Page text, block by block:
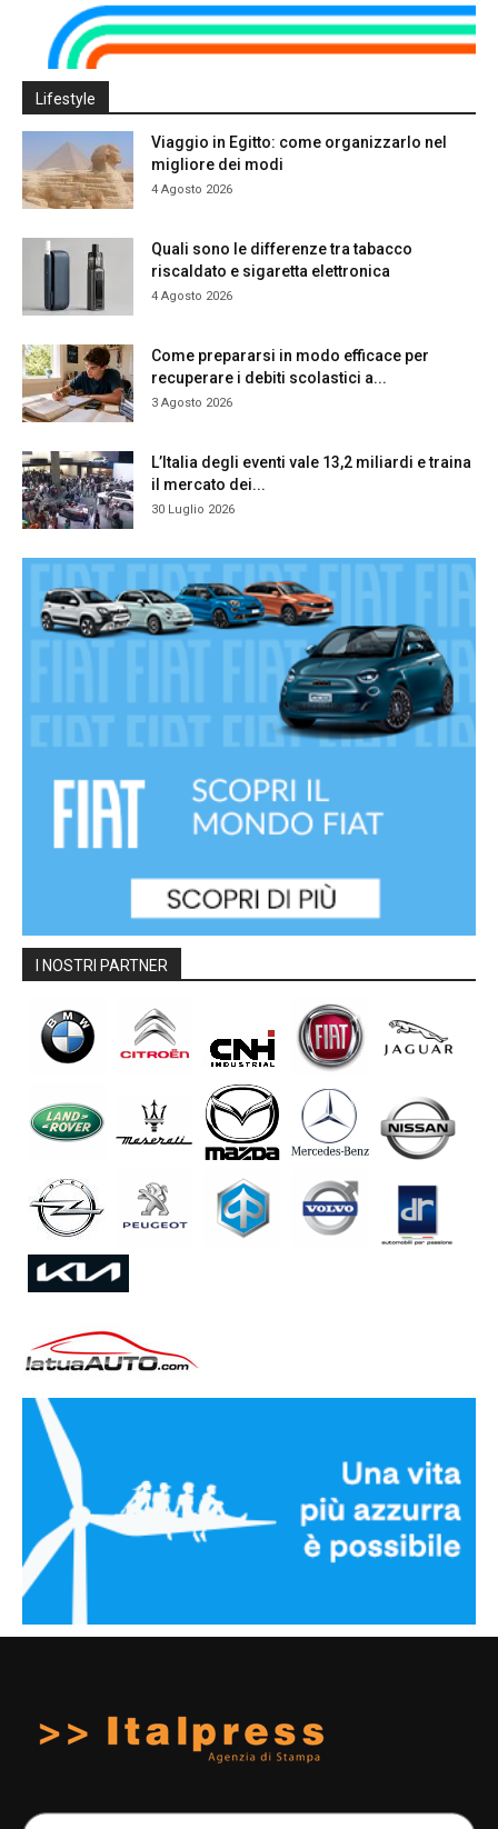
Lifestyle
Viaggio in Egitto: come organizzarlo nel
migliore dei modi
4 Agosto 2026
Quali sono le differenze tra tabacco
riscaldato e sigaretta elettronica
4 Agosto 2026
Come prepararsi in modo efficace per
recuperare i debiti scolastici a...
3 Agosto 2026
L’Italia degli eventi vale 13,2 miliardi e traina
il mercato dei...
30 Luglio 2026
I NOSTRI PARTNER